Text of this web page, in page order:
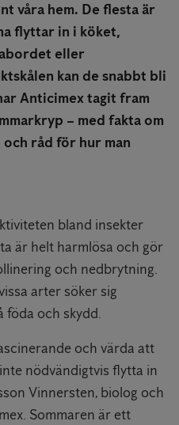
våra hem. De flesta är
flyttar in i köket,
eller
kan de snabbt bli
Anticimex tagit fram
– med fakta om
råd för hur man
bland insekter
är helt harmlösa och gör
och nedbrytning.
arter söker sig
föda och skydd.
och värda att
nödvändigtvis flytta in
Vinnersten, biolog och
Sommaren är ett